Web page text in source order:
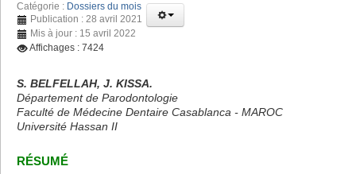
Catégorie : Dossiers du mois
Publication : 28 avril 2021
Mis à jour : 15 avril 2022
Affichages : 7424
S. BELFELLAH, J. KISSA.
Département de Parodontologie
Faculté de Médecine Dentaire Casablanca - MAROC
Université Hassan II
RÉSUMÉ